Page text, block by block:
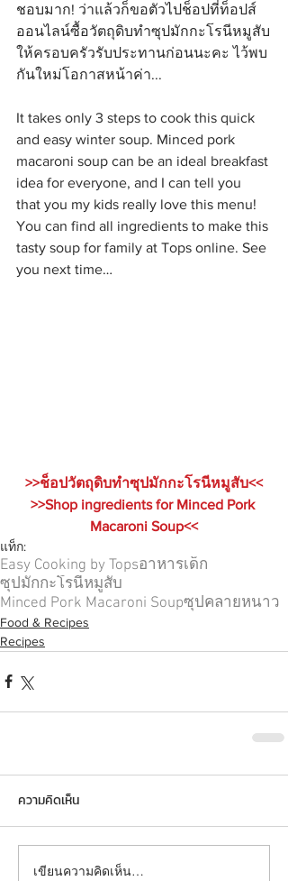
ชอบมาก! ว่าแล้วก็ขอตัวไปช็อปที่ท็อปส์
ออนไลน์ซื้อวัตถุดิบทำซุปมักกะโรนีหมูสับ
ให้ครอบครัวรับประทานก่อนนะคะ ไว้พบ
กันใหม่โอกาสหน้าค่า...
It takes only 3 steps to cook this quick
and easy winter soup. Minced pork
macaroni soup can be an ideal breakfast
idea for everyone, and I can tell you
that you my kids really love this menu!
You can find all ingredients to make this
tasty soup for family at Tops online. See
you next time…
>>ช็อปวัตถุดิบทำซุปมักกะโรนีหมูสับ<<
>>Shop ingredients for Minced Pork
Macaroni Soup<<
แท็ก:
Easy Cooking by Topsอาหารเด็ก
ซุปมักกะโรนีหมูสับ
Minced Pork Macaroni Soupซุปคลายหนาว
Food & Recipes
Recipes
ความคิดเห็น
เขียนความคิดเห็น…